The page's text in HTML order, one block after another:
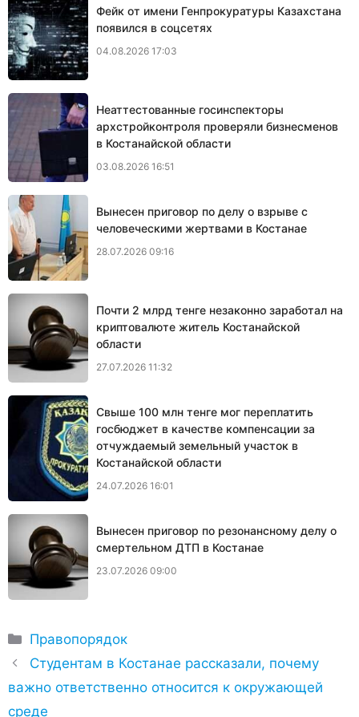
Фейк от имени Генпрокуратуры Казахстана
появился в соцсетях
04.08.2026 17:03
Неаттестованные госинспекторы
архстройконтроля проверяли бизнесменов
в Костанайской области
03.08.2026 16:51
Вынесен приговор по делу о взрыве с
человеческими жертвами в Костанае
28.07.2026 09:16
Почти 2 млрд тенге незаконно заработал на
криптовалюте житель Костанайской
области
27.07.2026 11:32
Свыше 100 млн тенге мог переплатить
госбюджет в качестве компенсации за
отчуждаемый земельный участок в
Костанайской области
24.07.2026 16:01
Вынесен приговор по резонансному делу о
смертельном ДТП в Костанае
23.07.2026 09:00
Рубрики
Правопорядок
Студентам в Костанае рассказали, почему
важно ответственно относится к окружающей
среде